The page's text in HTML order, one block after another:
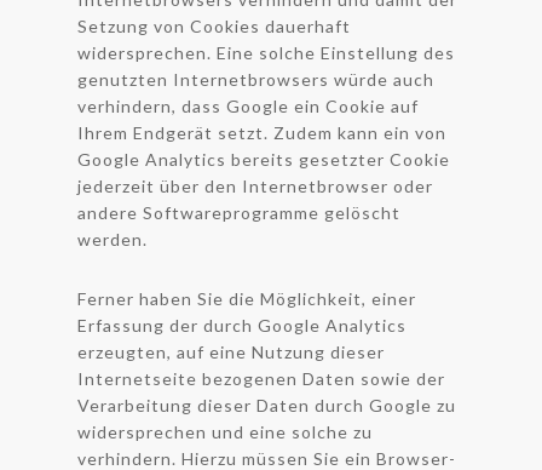
Setzung von Cookies dauerhaft
widersprechen. Eine solche Einstellung des
genutzten Internetbrowsers würde auch
verhindern, dass Google ein Cookie auf
Ihrem Endgerät setzt. Zudem kann ein von
Google Analytics bereits gesetzter Cookie
jederzeit über den Internetbrowser oder
andere Softwareprogramme gelöscht
werden.
Ferner haben Sie die Möglichkeit, einer
Erfassung der durch Google Analytics
erzeugten, auf eine Nutzung dieser
Internetseite bezogenen Daten sowie der
Verarbeitung dieser Daten durch Google zu
widersprechen und eine solche zu
verhindern. Hierzu müssen Sie ein Browser-